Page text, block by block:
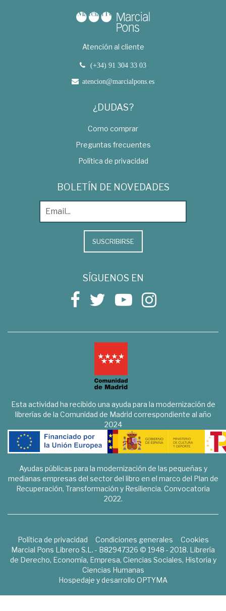
Atención al cliente
(+34) 91 304 33 03
atencion@marcialpons.es
¿DUDAS?
Como comprar
Preguntas frecuentes
Política de privacidad
BOLETÍN DE NOVEDADES
SUSCRIBIRSE
SÍGUENOS EN
Esta actividad ha recibido una ayuda para la modernización de
librerías de la Comunidad de Madrid correspondiente al año
2024
Ayudas públicas para la modernización de las pequeñas y
medianas empresas del sector del libro en el marco del Plan de
Recuperación, Transformación y Resiliencia. Convocatoria
2022.
Política de privacidad Condiciones generales
Cookies
Marcial Pons Librero S.L. - B82947326 © 1948 - 2018. Librería
de Derecho, Economía, Empresa, Ciencias Sociales, Historia y
Ciencias Humanas
Hospedaje y desarrollo OPTYMA